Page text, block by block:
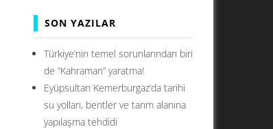
SON YAZILAR
Türkiye’nin temel sorunlarından biri
de ”Kahraman” yaratma!
Eyüpsultan Kemerburgaz’da tarihi
su yolları, bentler ve tarım alanına
yapılaşma tehdidi